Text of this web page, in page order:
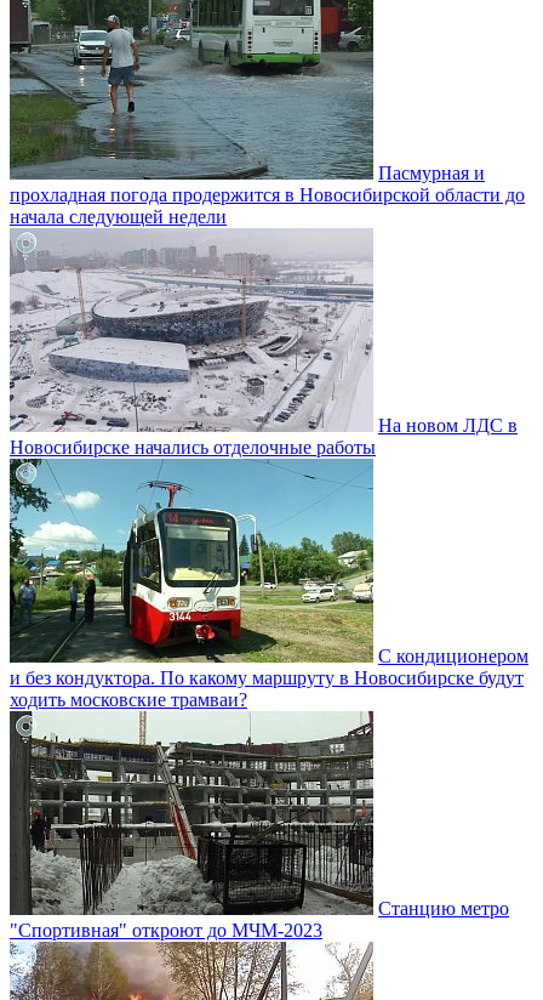
Пасмурная и
прохладная погода продержится в Новосибирской области до
начала следующей недели
На новом ЛДС в
Новосибирске начались отделочные работы
С кондиционером
и без кондуктора. По какому маршруту в Новосибирске будут
ходить московские трамваи?
Станцию метро
"Спортивная" откроют до МЧМ-2023